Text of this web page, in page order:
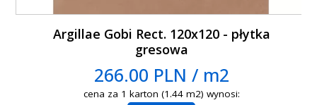
Argillae Gobi Rect. 120x120 - płytka
gresowa
266.00 PLN / m2
cena za 1 karton (1.44 m2) wynosi: